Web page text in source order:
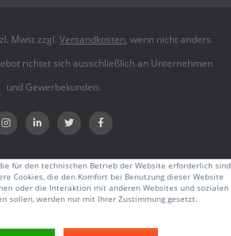
Mwst zzgl. Versandkosten, wenn nicht anders
richtet sich ausschließlich an Unternehmen
und Gewerbekunden.
für den technischen Betrieb der Website erforderlich sind
Cookies, die den Komfort bei Benutzung dieser Website
oder die Interaktion mit anderen Websites und sozialen
sollen, werden nur mit Ihrer Zustimmung gesetzt.